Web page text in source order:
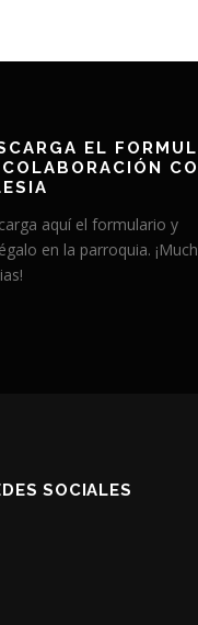
EL
COLABORACIÓN
aquí el formulario y
en la parroquia.
SOCIALES